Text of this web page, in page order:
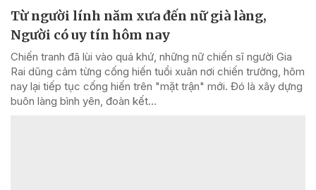
Từ người lính năm xưa đến nữ già làng,
Người có uy tín hôm nay
Chiến tranh đã lùi vào quá khứ, những nữ chiến sĩ người Gia
Rai dũng cảm từng cống hiến tuổi xuân nơi chiến trường, hôm
nay lại tiếp tục cống hiến trên "mặt trận" mới. Đó là xây dựng
buôn làng bình yên, đoàn kết...